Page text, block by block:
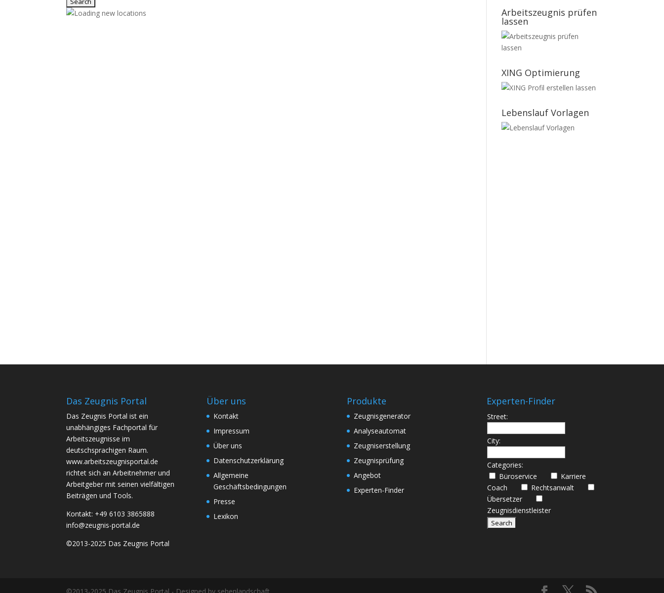
Arbeitszeugnis prüfen
lassen
XING Optimierung
Lebenslauf Vorlagen
Das Zeugnis Portal
Das Zeugnis Portal ist ein
unabhängiges Fachportal für
Arbeitszeugnisse im
deutschsprachigen Raum.
www.arbeitszeugnisportal.de
richtet sich an Arbeitnehmer und
Arbeitgeber mit seinen vielfältigen
Beiträgen und Tools.
Kontakt: +49 6103 3865888
info@zeugnis-portal.de
©2013-2025 Das Zeugnis Portal
Über uns
Kontakt
Impressum
Über uns
Datenschutzerklärung
Allgemeine
Geschäftsbedingungen
Presse
Lexikon
Produkte
Zeugnisgenerator
Analyseautomat
Zeugniserstellung
Zeugnisprüfung
Angebot
Experten-Finder
Experten-Finder
Street:
City:
Categories:
Büroservice
Karriere
Coach
Rechtsanwalt
Übersetzer
Zeugnisdienstleister
©2013-2025 Das Zeugnis Portal - Designed by sehenlandschaft